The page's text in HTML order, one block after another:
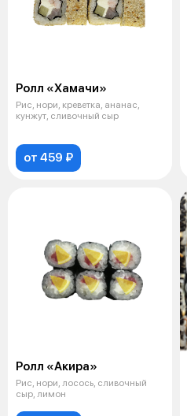
Ролл «Хамачи»
Рис, нори, креветка, ананас,
кунжут, сливочный сыр
от 459 ₽
Ролл «Акира»
Рис, нори, лосось, сливочный
сыр, лимон